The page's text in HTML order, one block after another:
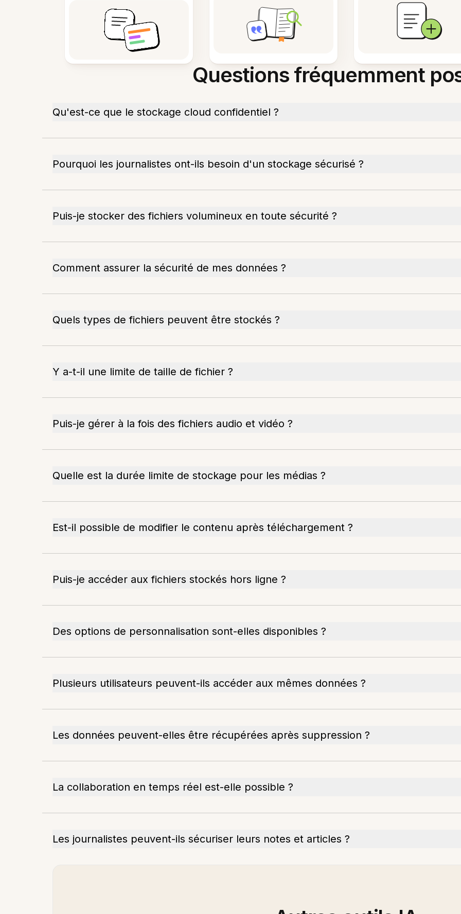
Questions fréquemment
Qu'est-ce que le stockage cloud confidentiel ?
Pourquoi les journalistes ont-ils besoin d'un stockage sécurisé ?
Puis-je stocker des fichiers volumineux en toute sécurité ?
Comment assurer la sécurité de mes données ?
Quels types de fichiers peuvent être stockés ?
Y a-t-il une limite de taille de fichier ?
Puis-je gérer à la fois des fichiers audio et vidéo ?
Quelle est la durée limite de stockage pour les médias ?
Est-il possible de modifier le contenu après téléchargement ?
Puis-je accéder aux fichiers stockés hors ligne ?
Des options de personnalisation sont-elles disponibles ?
Plusieurs utilisateurs peuvent-ils accéder aux mêmes données ?
Les données peuvent-elles être récupérées après suppression ?
La collaboration en temps réel est-elle possible ?
Les journalistes peuvent-ils sécuriser leurs notes et articles ?